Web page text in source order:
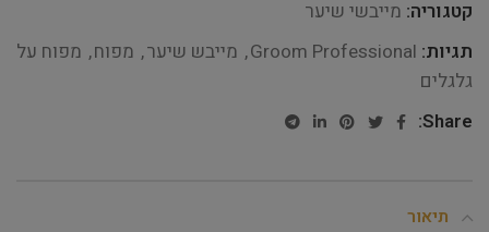
קטגוריה: מייבשי שיער
תגיות: Groom Professional
, מייבש שיער, מפוח, מפוח על
גלגלים
Share:
תיאור